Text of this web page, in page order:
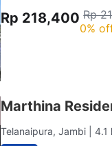
Rp 218,400 Rp
0%
Marthina
Telanaipura, Jambi |